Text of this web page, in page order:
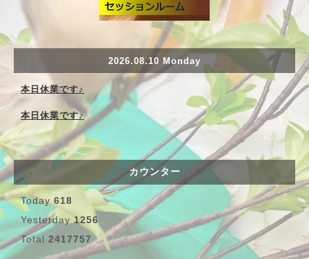
2026.08.10 Monday
本日休業です♪
本日休業です♪
カウンター
Today 618
Yesterday 1256
Total 2417757